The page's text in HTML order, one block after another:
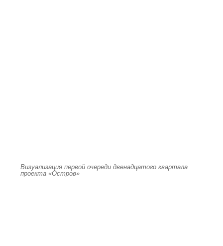
Визуализация первой очереди двенадцатого квартала
проекта «Остров»